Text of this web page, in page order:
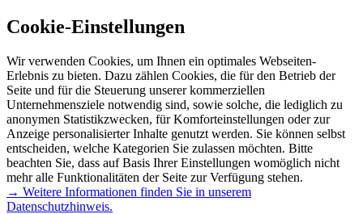
Cookie-Einstellungen
Wir verwenden Cookies, um Ihnen ein optimales Webseiten-
Erlebnis zu bieten. Dazu zählen Cookies, die für den Betrieb der
Seite und für die Steuerung unserer kommerziellen
Unternehmensziele notwendig sind, sowie solche, die lediglich zu
anonymen Statistikzwecken, für Komforteinstellungen oder zur
Anzeige personalisierter Inhalte genutzt werden. Sie können selbst
entscheiden, welche Kategorien Sie zulassen möchten. Bitte
beachten Sie, dass auf Basis Ihrer Einstellungen womöglich nicht
mehr alle Funktionalitäten der Seite zur Verfügung stehen.
→ Weitere Informationen finden Sie in unserem
Datenschutzhinweis.